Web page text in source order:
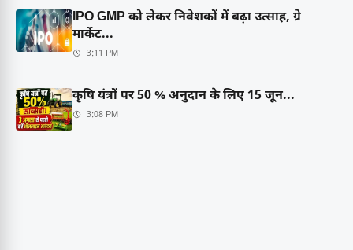
IPO GMP को लेकर निवेशकों में बढ़ा उत्साह, ग्रे
मार्केट...
3:11 PM
कृषि यंत्रों पर 50 % अनुदान के लिए 15 जून...
3:08 PM